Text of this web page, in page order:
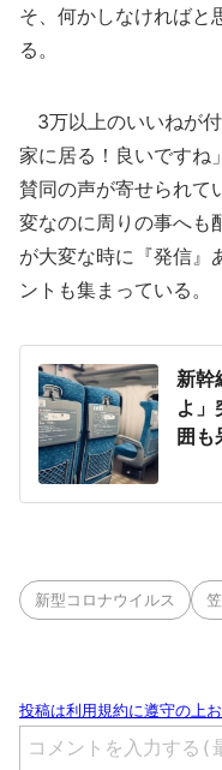
そ、何かしなければと
る。
3万以上のいいねが
家に居る！良いですね
賛同の声が寄せられて
変なのに周りの事へも
が大変な時に『発信』
ントも集まっている。
新幹
よ」
囲
新型コロナウイルス